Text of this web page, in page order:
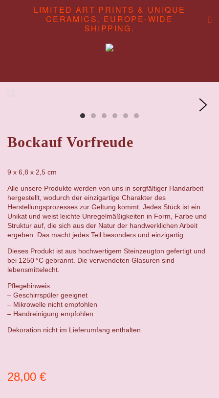
LIMITED ART PRINTS & UNIQUE
CERAMICS. EUROPE-WIDE
SHIPPING.
CONTENT STUDIO
Bockauf Vorfreude
28,00 €
9 x 6,8 x 2,5 cm
Alle unsere Produkte werden von uns in sorgfältiger Handarbeit
hergestellt, wodurch der einzigartige Charakter des
Herstellungsprozesses zur Geltung kommt. Jedes Stück ist ein
Unikat und weist leichte Unregelmäßigkeiten in Form, Farbe und
Struktur auf, die sich aus der Natur der handwerklichen Arbeit
ergeben. Das macht jedes Teil besonders und einzigartig.
Dieses Produkt ist aus hochwertigem Steinzeugton gefertigt und
bei 1250 °C gebrannt. Die verwendeten Glasuren sind
lebensmittelecht.
Pflegehinweis:
– Geschirrspüler geeignet
– Mikrowelle nicht empfohlen
– Handreinigung empfohlen
Dekoration nicht im Lieferumfang enthalten.